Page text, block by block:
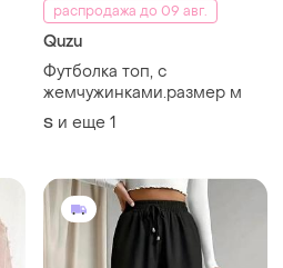
распродажа до 09 авг.
Quzu
Футболка топ, с
жемчужинками.размер м
S и еще 1